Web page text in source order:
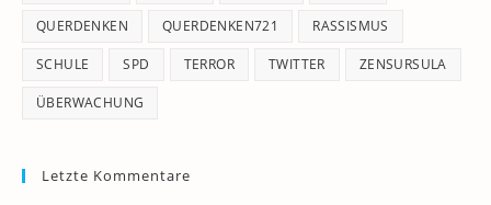
QUERDENKEN QUERDENKEN721 RASSISMUS
SCHULE SPD TERROR TWITTER ZENSURSULA
ÜBERWACHUNG
Letzte Kommentare